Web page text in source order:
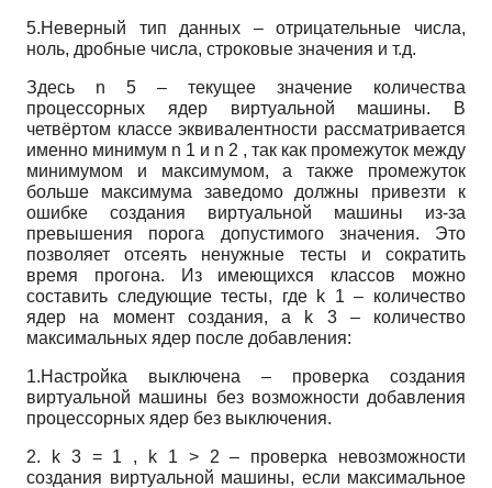
5.Неверный тип данных – отрицательные числа,
ноль, дробные числа, строковые значения и т.д.
Здесь n 5
– текущее значение количества
процессорных ядер виртуальной машины. В
четвёртом классе эквивалентности рассматривается
именно минимум n 1 и n 2 , так как промежуток между
минимумом и максимумом, а также промежуток
больше максимума заведомо должны привезти к
ошибке создания виртуальной машины из-за
превышения порога допустимого значения. Это
позволяет отсеять ненужные тесты и сократить
время прогона. Из имеющихся классов можно
составить следующие тесты, где k 1 – количество
ядер на момент создания, а
k 3
– количество
максимальных ядер после добавления:
1.Настройка выключена – проверка создания
виртуальной машины без возможности добавления
процессорных ядер без выключения.
2. k 3 = 1 , k 1 > 2
– проверка невозможности
создания виртуальной машины, если максимальное